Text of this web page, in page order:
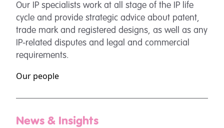
Our IP specialists work at all stage of the IP life
cycle and provide strategic advice about patent,
trade mark and registered designs, as well as any
IP-related disputes and legal and commercial
requirements.
Our people
News & Insights